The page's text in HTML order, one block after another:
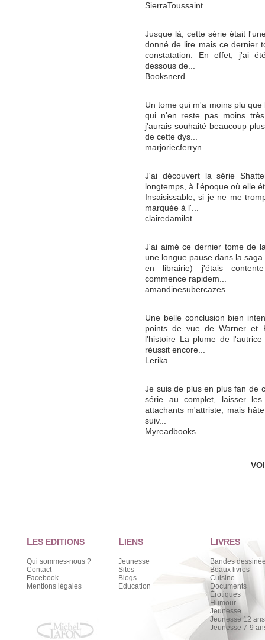
SierraToussaint
Jusque là, cette série était
donné de lire mais ce dernier
constatation. En effet, j'ai
dessous de...
Booksnerd
Un tome qui m'a moins plu
qui n'en reste pas moins
j'aurais souhaité beaucoup
de cette dys...
marjoriecferryn
J'ai découvert la série
longtemps, à l'époque où elle
Insaisissable, si je ne me
marquée à l'...
clairedamilot
J'ai aimé ce dernier tome de
une longue pause dans la
en librairie) j'étais
commence rapidem...
amandinesubercazes
Une belle conclusion bien
points de vue de Warner et
l'histoire La plume de
réussit encore...
Lerika
Je suis de plus en plus fan de
série au complet, laisser
attachants m'attriste, mais
suiv...
Myreadbooks
LES EDITIONS
Qui sommes-nous ?
Contact
Facebook
Mentions légales
LIENS
Jeunesse
Sites
Blogs
Education
LIVRES
Bandes
Beaux livres
Cuisine
Documents
Érotiques
Humour
Jeunesse
Jeunesse 12
Jeunesse 7-9